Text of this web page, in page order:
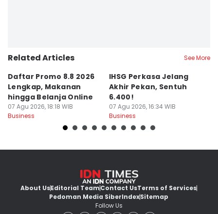
Related Articles See More
Daftar Promo 8.8 2026
Lengkap, Makanan
hingga Belanja Online
07 Agu 2026, 18:18 WIB
Business
IHSG Perkasa Jelang
Akhir Pekan, Sentuh
6.400!
07 Agu 2026, 16:34 WIB
Business
About UsEditorial TeamContact UsTerms of Services
Pedoman Media SiberIndexSitemap
Follow Us